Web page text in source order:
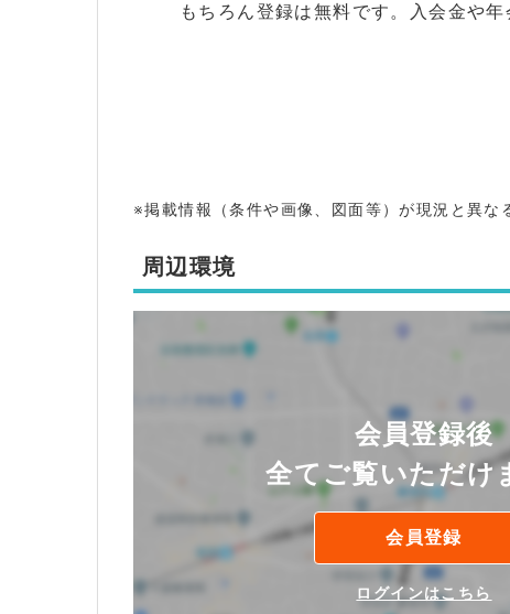
もちろん登録は無料です。入会金や
※掲載情報（条件や画像、図面等）が現況と異な
周辺環境
会員登録後
全てご覧いただけ
会員登録
ログインはこちら